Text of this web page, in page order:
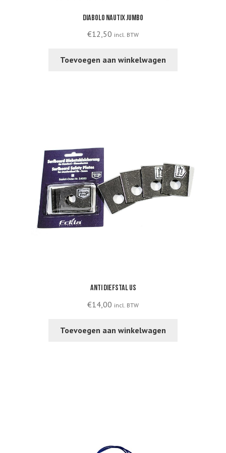
Diabolo Nautix Jumbo
€12,50 incl. BTW
Toevoegen aan winkelwagen
Anti diefstal US
€14,00 incl. BTW
Toevoegen aan winkelwagen